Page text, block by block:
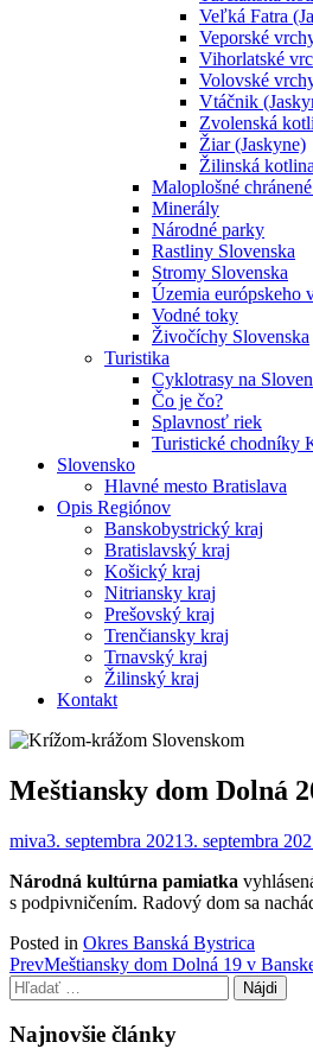
Veľká Fatra
Veporské
Vihorlatské
Volovské
Vtáčnik
Zvolenská
Žiar (Jaskyne)
Žilinská
Maloplošné
Minerály
Národné parky
Rastliny Slovenska
Stromy Slovenska
Územia európskeho
Vodné toky
Živočíchy Slovenska
Turistika
Cyklotrasy na
Čo je čo?
Splavnosť riek
Turistické chodníky
Slovensko
Hlavné mesto Bratislava
Opis Regiónov
Banskobystrický kraj
Bratislavský kraj
Košický kraj
Nitriansky kraj
Prešovský kraj
Trenčiansky kraj
Trnavský kraj
Žilinský kraj
Kontakt
Meštiansky dom Dolná
miva3. septembra 20213. septembra
Národná kultúrna pamiatka
s podpivničením. Radový dom sa
Posted in Okres Banská Bystrica
Post
navigation
PrevMeštiansky dom Dolná 19 v
Hľadať:
Najnovšie články